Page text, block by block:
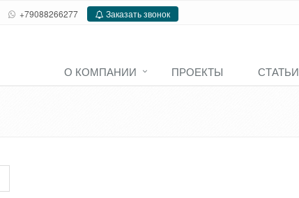
+79088266277 Заказать звонок
О КОМПАНИИ ПРОЕКТЫ СТАТЬИ